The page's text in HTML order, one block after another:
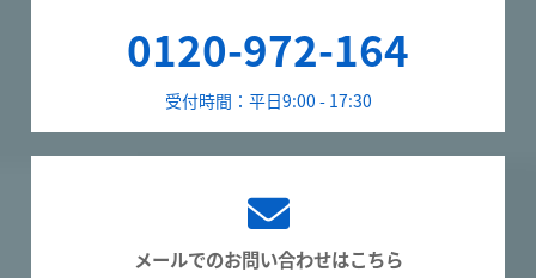
0120-972-164
受付時間：平日9:00 - 17:30
メールでのお問い合わせはこちら